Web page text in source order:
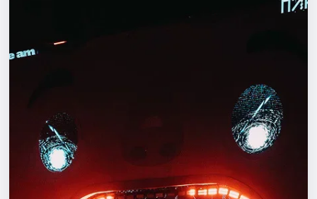
Экскурсии
События
Города